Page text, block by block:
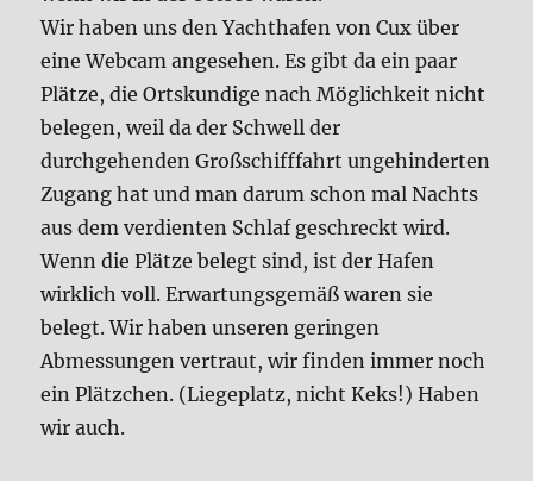
Wir haben uns den Yachthafen von Cux über
eine Webcam angesehen. Es gibt da ein paar
Plätze, die Ortskundige nach Möglichkeit nicht
belegen, weil da der Schwell der
durchgehenden Großschifffahrt ungehinderten
Zugang hat und man darum schon mal Nachts
aus dem verdienten Schlaf geschreckt wird.
Wenn die Plätze belegt sind, ist der Hafen
wirklich voll. Erwartungsgemäß waren sie
belegt. Wir haben unseren geringen
Abmessungen vertraut, wir finden immer noch
ein Plätzchen. (Liegeplatz, nicht Keks!) Haben
wir auch.